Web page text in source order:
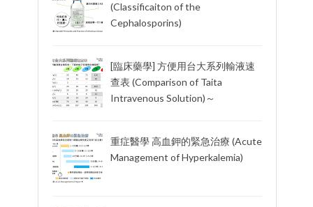
(Classificaiton of the
Cephalosporins)
[臨床藥學] 方便用台大系列輸液速
查表 (Comparison of Taita
Intravenous Solution)～
重症醫學 高血鉀的緊急治療 (Acute
Management of Hyperkalemia)